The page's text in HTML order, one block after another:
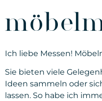
Ich liebe Messen!
Sie bieten viele
Ideen sammeln oder
lassen. So habe ich